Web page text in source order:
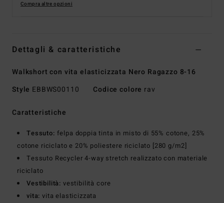
Compra altre opzioni
Dettagli & caratteristiche
Walkshort con vita elasticizzata Nero Ragazzo 8-16
Style EBBWS00110 Codice colore rav
Caratteristiche
Tessuto: felpa doppia tinta in misto di 55% cotone, 25%
cotone riciclato e 20% poliestere riciclato [280 g/m2]
Tessuto Recycler 4-way stretch realizzato con materiale
riciclato
Vestibilità: vestibilità core
vita: vita elasticizzata